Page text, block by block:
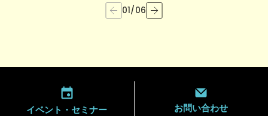
01/06
イベント・ セミナー お問い合わせ